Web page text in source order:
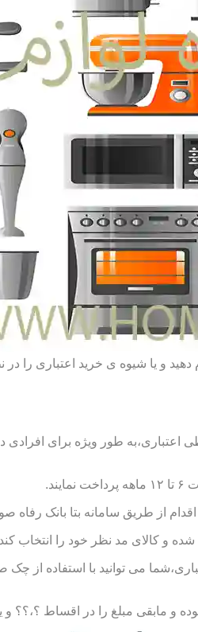
دهید و یا شیوه ی خرید اعتباری را
اعتباری،به طور ویژه برای
از طریق سامانه بتا بانک رفاه
شده و کالای مد نظر خود را انتخاب
می توانید با استفاده از چک